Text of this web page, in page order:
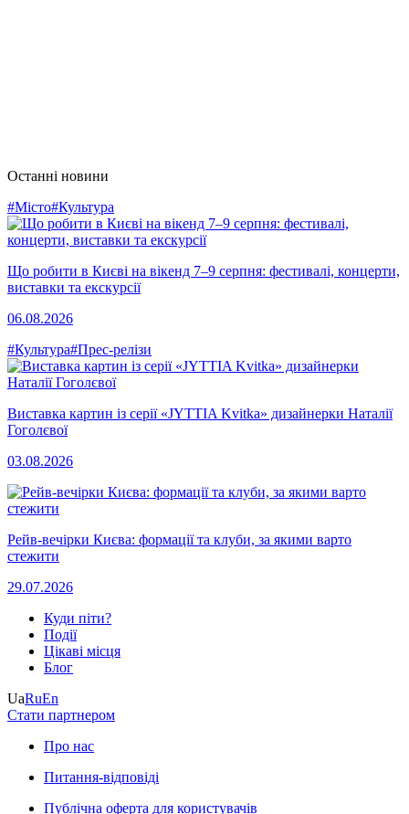
Останні новини
#Місто#Культура
Що робити в Києві на вікенд 7–9 серпня: фестивалі, концерти,
виставки та екскурсії
06.08.2026
#Культура#Прес-релізи
Виставка картин із серії «JYTTIA Kvitka» дизайнерки Наталії
Гоголєвої
03.08.2026
Рейв-вечірки Києва: формації та клуби, за якими варто
стежити
29.07.2026
Куди піти?
Події
Цікаві місця
Блог
UaRuEn
Стати партнером
Про нас
Питання-відповіді
Публічна оферта для користувачів